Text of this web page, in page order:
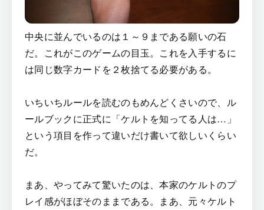
中央に並んでいるのは１～９まである願いの石
だ。これがこのゲームの目玉。これを入手するに
は同じ数字カードを２枚捨てる必要がある。
いちいちルールを読むのもめんどくさいので、ル
ールブックに正式に「ケルトを知ってる人は…」
という項目を作って違いだけ書いて欲しいくらい
だ。
まあ、やってみて驚いたのは、本家のケルトのプ
レイ感がほぼそのままである。まあ、元々ケルト